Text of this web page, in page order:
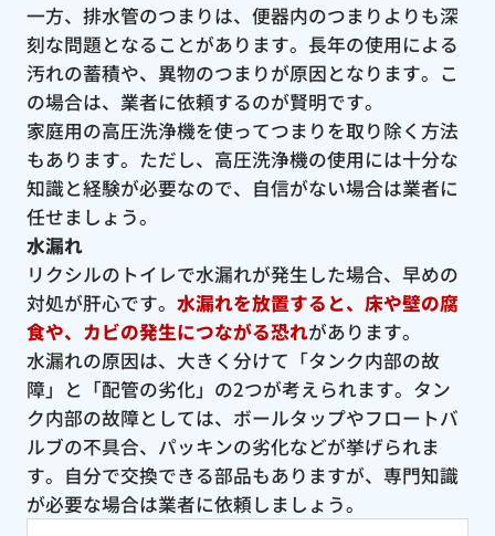
一方、排水管のつまりは、便器内のつまりよりも深
刻な問題となることがあります。長年の使用による
汚れの蓄積や、異物のつまりが原因となります。こ
の場合は、業者に依頼するのが賢明です。
家庭用の高圧洗浄機を使ってつまりを取り除く方法
もあります。ただし、高圧洗浄機の使用には十分な
知識と経験が必要なので、自信がない場合は業者に
任せましょう。
水漏れ
リクシルのトイレで水漏れが発生した場合、早めの
対処が肝心です。 水漏れを放置すると、床や壁の腐
食や、カビの発生につながる恐れがあります。
水漏れの原因は、大きく分けて「タンク内部の故
障」と「配管の劣化」の2つが考えられます。タン
ク内部の故障としては、ボールタップやフロートバ
ルブの不具合、パッキンの劣化などが挙げられま
す。自分で交換できる部品もありますが、専門知識
が必要な場合は業者に依頼しましょう。